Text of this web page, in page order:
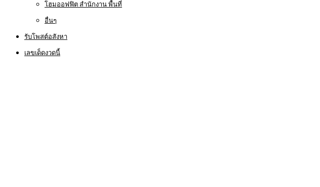
โฮมออฟฟิต สำนักงาน พื้นที่
อื่นๆ
รับโพสต์อสังหา
เลขเด็ดงวดนี้